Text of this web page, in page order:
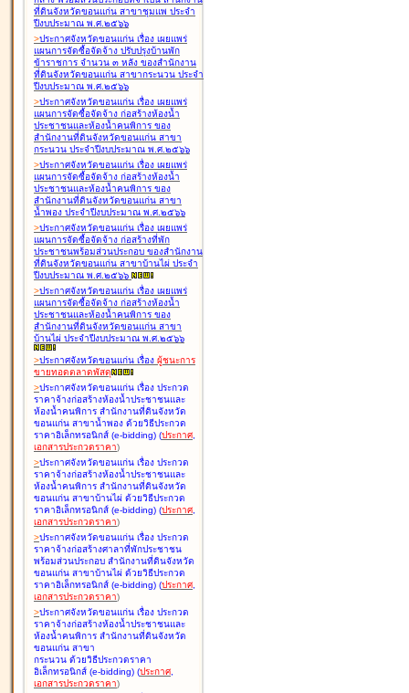
ที่ดินจังหวัดขอนแก่น สาขาชุมแพ ประจำ
ปีงบประมาณ พ.ศ.๒๕๖๖
>ประกาศจังหวัดขอนแก่น เรื่อง เผยแพร่
แผนการจัดซื้อจัดจ้าง ปรับปรุงบ้านพัก
ข้าราชการ จำนวน ๓ หลัง ของสำนักงาน
ที่ดินจังหวัดขอนแก่น สาขากระนวน ประจำ
ปีงบประมาณ พ.ศ.๒๕๖๖
>ประกาศจังหวัดขอนแก่น เรื่อง เผยแพร่
แผนการจัดซื้อจัดจ้าง ก่อสร้างห้องน้ำ
ประชาชนและห้องน้ำคนพิการ ของ
สำนักงานที่ดินจังหวัดขอนแก่น สาขา
กระนวน ประจำปีงบประมาณ พ.ศ.๒๕๖๖
>ประกาศจังหวัดขอนแก่น เรื่อง เผยแพร่
แผนการจัดซื้อจัดจ้าง ก่อสร้างห้องน้ำ
ประชาชนและห้องน้ำคนพิการ ของ
สำนักงานที่ดินจังหวัดขอนแก่น สาขา
น้ำพอง ประจำปีงบประมาณ พ.ศ.๒๕๖๖
>ประกาศจังหวัดขอนแก่น เรื่อง เผยแพร่
แผนการจัดซื้อจัดจ้าง ก่อสร้างที่พัก
ประชาชนพร้อมส่วนประกอบ ของสำนักงาน
ที่ดินจังหวัดขอนแก่น สาขาบ้านไผ่ ประจำ
ปีงบประมาณ พ.ศ.๒๕๖๖
>ประกาศจังหวัดขอนแก่น เรื่อง เผยแพร่
แผนการจัดซื้อจัดจ้าง ก่อสร้างห้องน้ำ
ประชาชนและห้องน้ำคนพิการ ของ
สำนักงานที่ดินจังหวัดขอนแก่น สาขา
บ้านไผ่ ประจำปีงบประมาณ พ.ศ.๒๕๖๖
>ประกาศจังหวัดขอนแก่น เรื่อง ผู้ชนะการ
ขายทอดตลาดพัสดุ
>ประกาศจังหวัดขอนแก่น เรื่อง ประกวด
ราคาจ้างก่อสร้างห้องน้ำประชาชนและ
ห้องน้ำคนพิการ สำนักงานที่ดินจังหวัด
ขอนแก่น สาขาน้ำพอง ด้วยวิธีประกวด
ราคาอิเล็กทรอนิกส์ (e-bidding) (ประกาศ,
เอกสารประกวดราคา)
>ประกาศจังหวัดขอนแก่น เรื่อง ประกวด
ราคาจ้างก่อสร้างห้องน้ำประชาชนและ
ห้องน้ำคนพิการ สำนักงานที่ดินจังหวัด
ขอนแก่น สาขาบ้านไผ่ ด้วยวิธีประกวด
ราคาอิเล็กทรอนิกส์ (e-bidding) (ประกาศ,
เอกสารประกวดราคา)
>ประกาศจังหวัดขอนแก่น เรื่อง ประกวด
ราคาจ้างก่อสร้างศาลาที่พักประชาชน
พร้อมส่วนประกอบ สำนักงานที่ดินจังหวัด
ขอนแก่น สาขาบ้านไผ่ ด้วยวิธีประกวด
ราคาอิเล็กทรอนิกส์ (e-bidding) (ประกาศ,
เอกสารประกวดราคา)
>ประกาศจังหวัดขอนแก่น เรื่อง ประกวด
ราคาจ้างก่อสร้างห้องน้ำประชาชนและ
ห้องน้ำคนพิการ สำนักงานที่ดินจังหวัด
ขอนแก่น สาขา
กระนวน ด้วยวิธีประกวดราคา
อิเล็กทรอนิกส์ (e-bidding) (ประกาศ,
เอกสารประกวดราคา)